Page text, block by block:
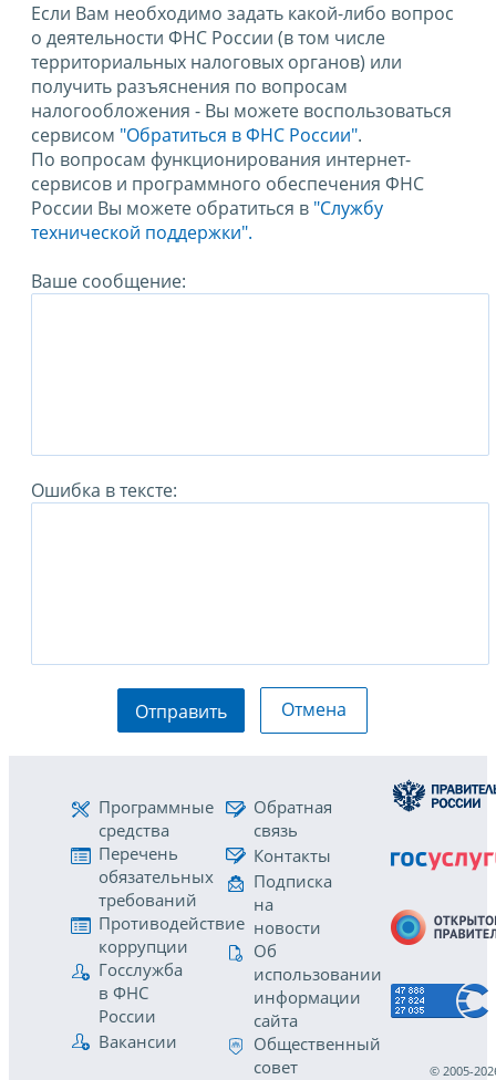
Если Вам необходимо задать какой-либо вопрос
о деятельности ФНС России (в том числе
территориальных налоговых органов) или
получить разъяснения по вопросам
налогообложения - Вы можете воспользоваться
сервисом "Обратиться в ФНС России".
По вопросам функционирования интернет-
сервисов и программного обеспечения ФНС
России Вы можете обратиться в "Службу
технической поддержки".
Ваше сообщение:
Ошибка в тексте:
Отправить Отмена
Программные
средства
Перечень
обязательных
требований
Противодействие
коррупции
Госслужба
в ФНС
России
Вакансии
Обратная
связь
Контакты
Подписка
на
новости
Об
использовании
информации
сайта
Общественный
совет
© 2005-